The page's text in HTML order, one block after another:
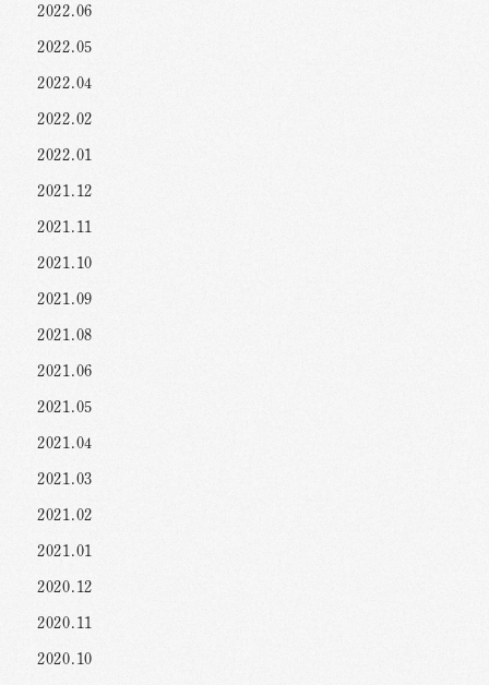
2022.06
2022.05
2022.04
2022.02
2022.01
2021.12
2021.11
2021.10
2021.09
2021.08
2021.06
2021.05
2021.04
2021.03
2021.02
2021.01
2020.12
2020.11
2020.10